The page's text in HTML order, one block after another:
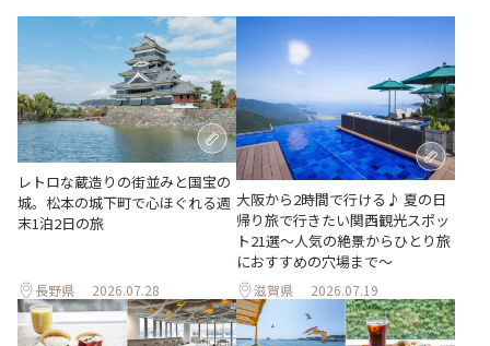
レトロな蔵造りの街並みと国宝の
城。松本の城下町で心ほぐれる週
末1泊2日の旅
長野県 2026.07.28
大阪から2時間で行ける♪ 夏の日
帰り旅で行きたい関西観光スポッ
ト21選～人気の絶景からひとり旅
におすすめの穴場まで～
滋賀県 2026.07.19